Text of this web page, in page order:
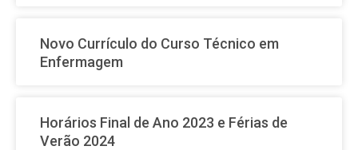
Novo Currículo do Curso Técnico em
Enfermagem
Horários Final de Ano 2023 e Férias de
Verão 2024